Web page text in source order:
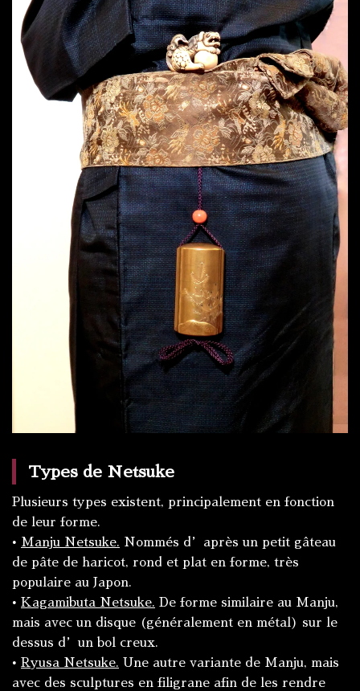
Types de Netsuke
Plusieurs types existent, principalement en fonction
de leur forme.
• Manju Netsuke. Nommés d’après un petit gâteau
de pâte de haricot, rond et plat en forme, très
populaire au Japon.
• Kagamibuta Netsuke. De forme similaire au Manju,
mais avec un disque (généralement en métal) sur le
dessus d’un bol creux.
• Ryusa Netsuke. Une autre variante de Manju, mais
avec des sculptures en filigrane afin de les rendre